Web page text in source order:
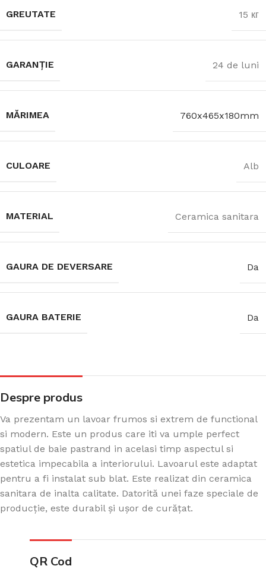
GREUTATE 15 кг
GARANȚIE 24 de luni
MĂRIMEA 760x465x180mm
CULOARE Alb
MATERIAL Ceramica sanitara
GAURA DE DEVERSARE Da
GAURA BATERIE Da
Despre produs
Va prezentam un lavoar frumos si extrem de functional
si modern. Este un produs care iti va umple perfect
spatiul de baie pastrand in acelasi timp aspectul si
estetica impecabila a interiorului. Lavoarul este adaptat
pentru a fi instalat sub blat. Este realizat din ceramica
sanitara de inalta calitate. Datorită unei faze speciale de
producție, este durabil și ușor de curățat.
QR Cod